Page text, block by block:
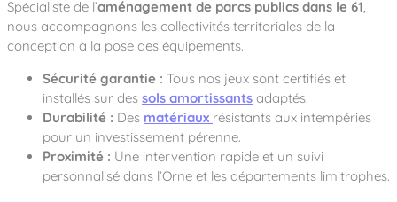
Spécialiste de l’aménagement de parcs publics dans le 61
nous accompagnons les collectivités territoriales de la
conception à la pose des équipements.
Sécurité garantie : Tous nos jeux sont certifiés et
installés sur des sols amortissants adaptés.
Durabilité : Des matériaux résistants aux intempéries
pour un investissement pérenne.
Proximité : Une intervention rapide et un suivi
personnalisé dans l’Orne et les départements limitrophes.